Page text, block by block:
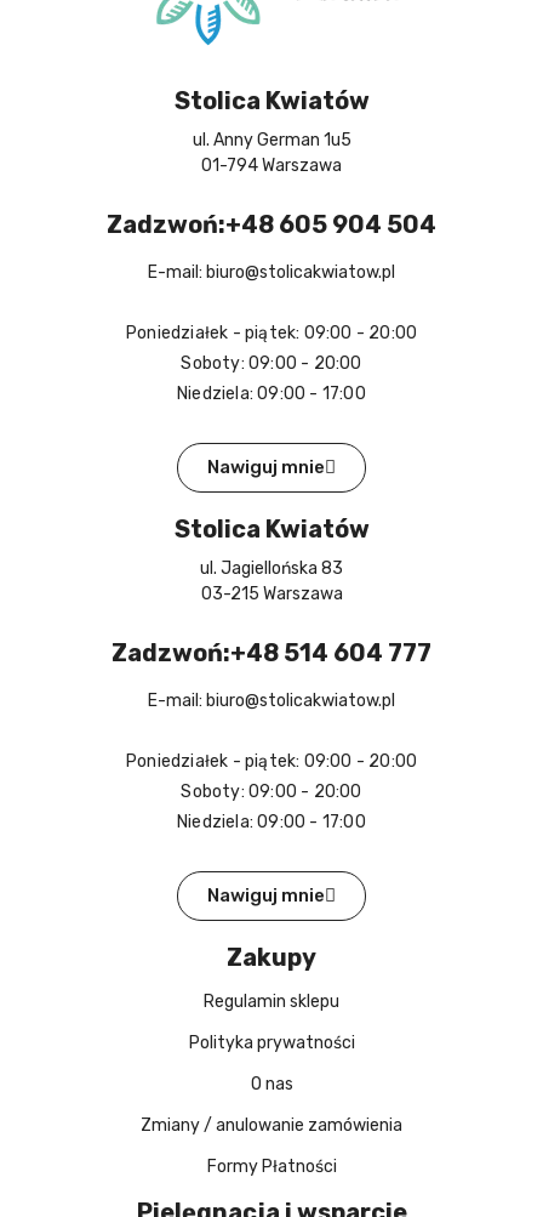
Stolica Kwiatów
ul. Anny German 1u5
01-794 Warszawa
Zadzwoń:+48 605 904 504
E-mail: biuro@stolicakwiatow.pl
Poniedziałek - piątek: 09:00 - 20:00
Soboty: 09:00 - 20:00
Niedziela: 09:00 - 17:00
Nawiguj mnie
Stolica Kwiatów
ul. Jagiellońska 83
03-215 Warszawa
Zadzwoń:+48 514 604 777
E-mail: biuro@stolicakwiatow.pl
Poniedziałek - piątek: 09:00 - 20:00
Soboty: 09:00 - 20:00
Niedziela: 09:00 - 17:00
Nawiguj mnie
Zakupy
Regulamin sklepu
Polityka prywatności
O nas
Zmiany / anulowanie zamówienia
Formy Płatności